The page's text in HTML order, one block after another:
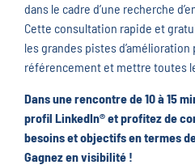
dans le cadre d’une recherche
Cette consultation rapide et
les grandes pistes
référencement et mettre toutes
Dans une rencontre de 10 à 15
profil LinkedIn® et profitez de
besoins et objectifs en termes
Gagnez en visibilité !